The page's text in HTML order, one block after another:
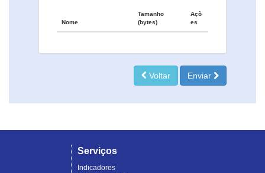
Nome
Tamanho
(bytes)
Açõ
es
Voltar Enviar
Serviços
Indicadores